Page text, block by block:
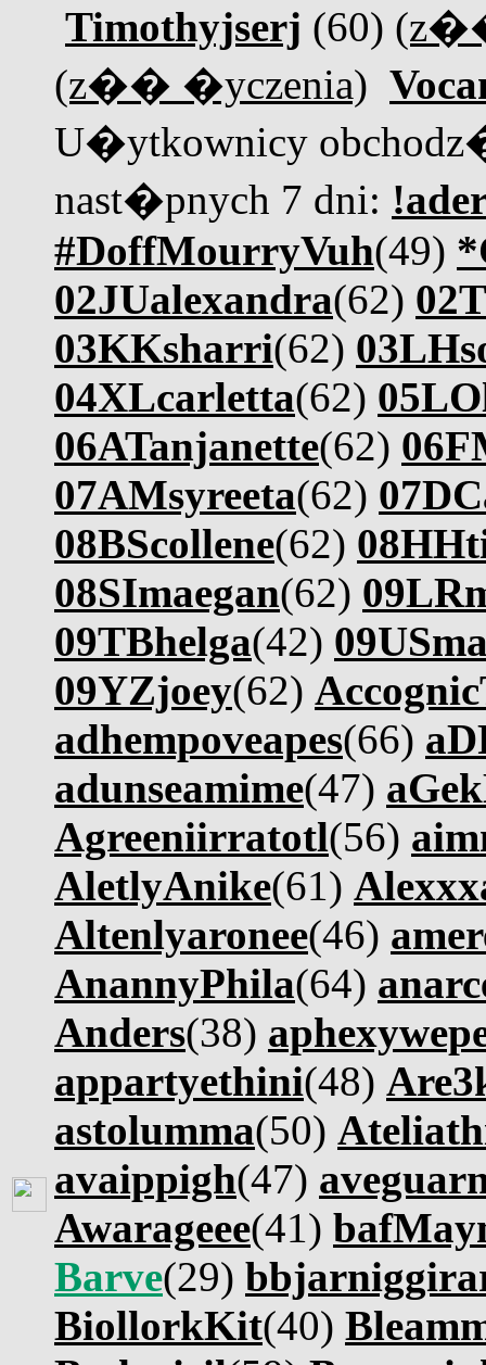
Timothyjserj (60)
(z�� �yczenia)
U�ytkownicy
nast�pnych 7 dni:
#DoffMourryVuh(49)
02JUalexandra(62)
03KKsharri(62)
04XLcarletta(62)
06ATanjanette(62)
07AMsyreeta(62)
08BScollene(62)
08SImaegan(62)
09TBhelga(42)
09YZjoey(62)
adhempoveapes(66)
adunseamime(47)
Agreeniirratotl(56)
AletlyAnike(61)
Altenlyaronee(46)
AnannyPhila(64)
Anders(38)
appartyethini(48)
astolumma(50)
avaippigh(47)
Awarageee(41)
Barve(29)
BiollorkKit(40)